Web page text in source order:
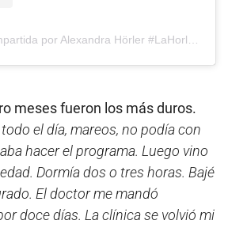
Una publicación compartida por Alexandra Hörler #LaHorler🇵🇪🇨🇭🦋 (@alexandrahorler)
meses fueron los más duros.
el día, mareos, no podía con
hacer el programa. Luego vino
Dormía dos o tres horas. Bajé
El doctor me mandó
doce días. La clínica se volvió mi